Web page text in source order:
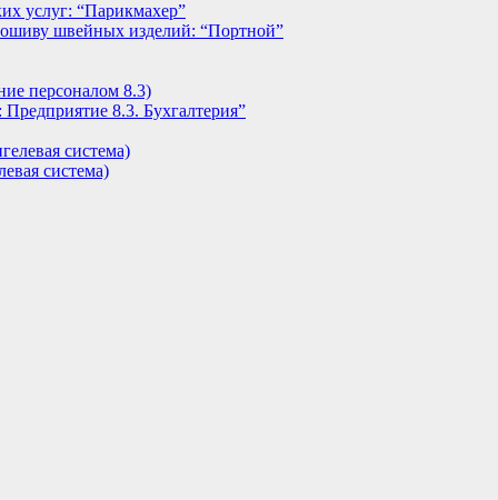
услуг: “Парикмахер”
швейных изделий: “Портной”
персоналом 8.3)
8.3. Бухгалтерия”
система)
система)